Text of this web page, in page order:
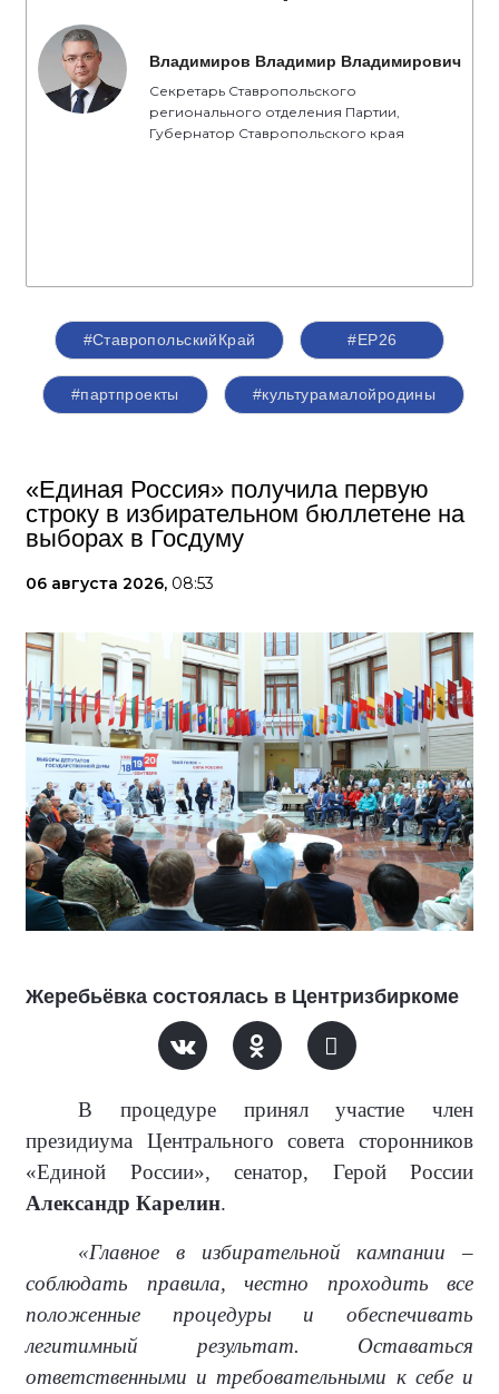
Владимиров Владимир Владимирович
Секретарь Ставропольского
регионального отделения Партии,
Губернатор Ставропольского края
#СтавропольскийКрай #ЕР26
#партпроекты #культурамалойродины
«Единая Россия» получила первую
строку в избирательном бюллетене на
выборах в Госдуму
06 августа 2026, 08:53
Жеребьёвка состоялась в Центризбиркоме
В процедуре принял участие член
президиума Центрального совета сторонников
«Единой России», сенатор, Герой России
Александр Карелин.
«Главное в избирательной кампании –
соблюдать правила, честно проходить все
положенные процедуры и обеспечивать
легитимный результат. Оставаться
ответственными и требовательными к себе и